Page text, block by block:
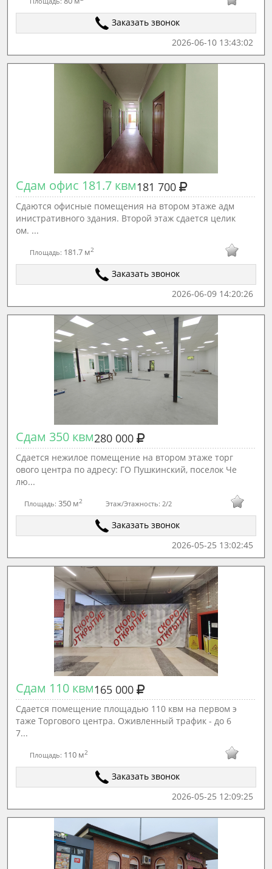
Заказать звонок
2026-06-10 13:43:02
Сдам офис 181.7 квм181 700
Сдаются офисные помещения на втором этаже адм
инистративного здания. Второй этаж сдается целик
ом. ...
Площадь: 181.7 м2
Заказать звонок
2026-06-09 14:20:26
Сдам 350 квм280 000
Сдается нежилое помещение на втором этаже торг
ового центра по адресу: ГО Пушкинский, поселок Че
лю...
Площадь:350 м2 Этаж/Этажность: 2/2
Заказать звонок
2026-05-25 13:02:45
Сдам 110 квм165 000
Сдается помещение площадью 110 квм на первом э
таже Торгового центра. Оживленный трафик - до 6
7...
Площадь: 110 м2
Заказать звонок
2026-05-25 12:09:25